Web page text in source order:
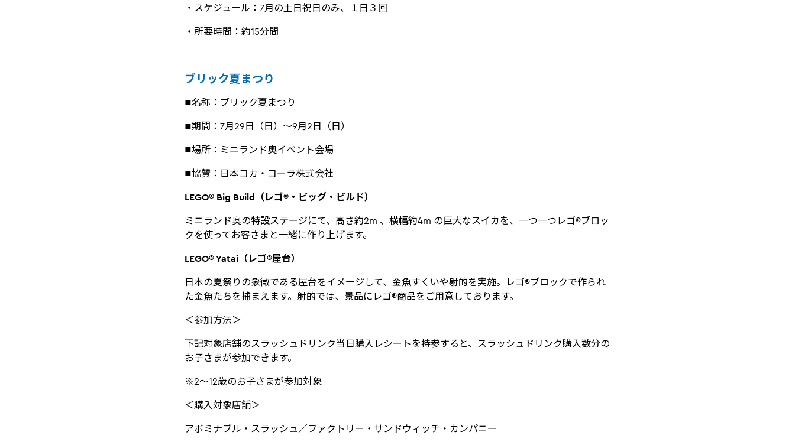
・スケジュール：7月の土日祝日のみ、１日３回
・所要時間：約15分間
ブリック夏まつり
■名称：ブリック夏まつり
■期間：7月29日（日）～9月2日（日）
■場所：ミニランド奥イベント会場
■協賛：日本コカ・コーラ株式会社
LEGO® Big Build（レゴ®・ビッグ・ビルド）
ミニランド奥の特設ステージにて、高さ約2m 、横幅約4m の巨大なスイカを、一つ一つレゴ®ブロッ
クを使ってお客さまと一緒に作り上げます。
LEGO® Yatai（レゴ®屋台）
日本の夏祭りの象徴である屋台をイメージして、金魚すくいや射的を実施。レゴ®ブロックで作られ
た金魚たちを捕まえます。射的では、景品にレゴ®商品をご用意しております。
＜参加方法＞
下記対象店舗のスラッシュドリンク当日購入レシートを持参すると、スラッシュドリンク購入数分の
お子さまが参加できます。
※2～12歳のお子さまが参加対象
＜購入対象店舗＞
アボミナブル・スラッシュ／ファクトリー・サンドウィッチ・カンパニー